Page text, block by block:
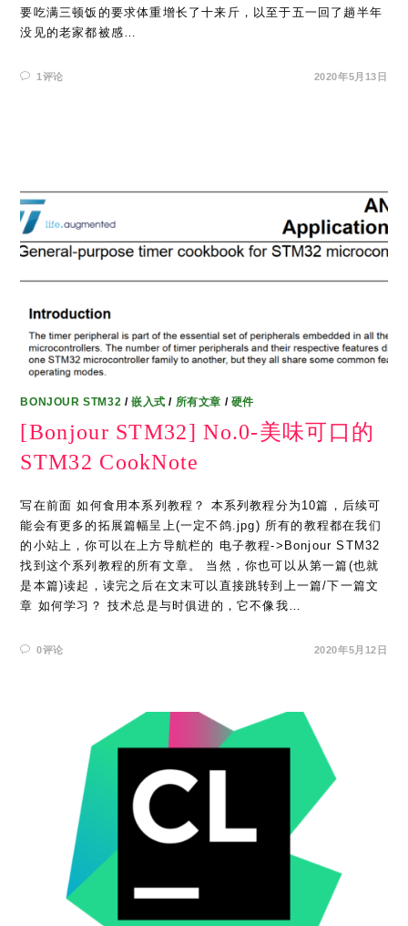
要吃满三顿饭的要求体重增长了十来斤，以至于五一回了趟半年
没见的老家都被感…
1评论 2020年5月13日
BONJOUR STM32 /嵌入式 / 所有文章 / 硬件
[Bonjour STM32] No.0-美味可口的
STM32 CookNote
写在前面 如何食用本系列教程？ 本系列教程分为10篇，后续可
能会有更多的拓展篇幅呈上(一定不鸽.jpg) 所有的教程都在我们
的小站上，你可以在上方导航栏的 电子教程->Bonjour STM32
找到这个系列教程的所有文章。 当然，你也可以从第一篇(也就
是本篇)读起，读完之后在文末可以直接跳转到上一篇/下一篇文
章 如何学习？ 技术总是与时俱进的，它不像我…
0评论 2020年5月12日